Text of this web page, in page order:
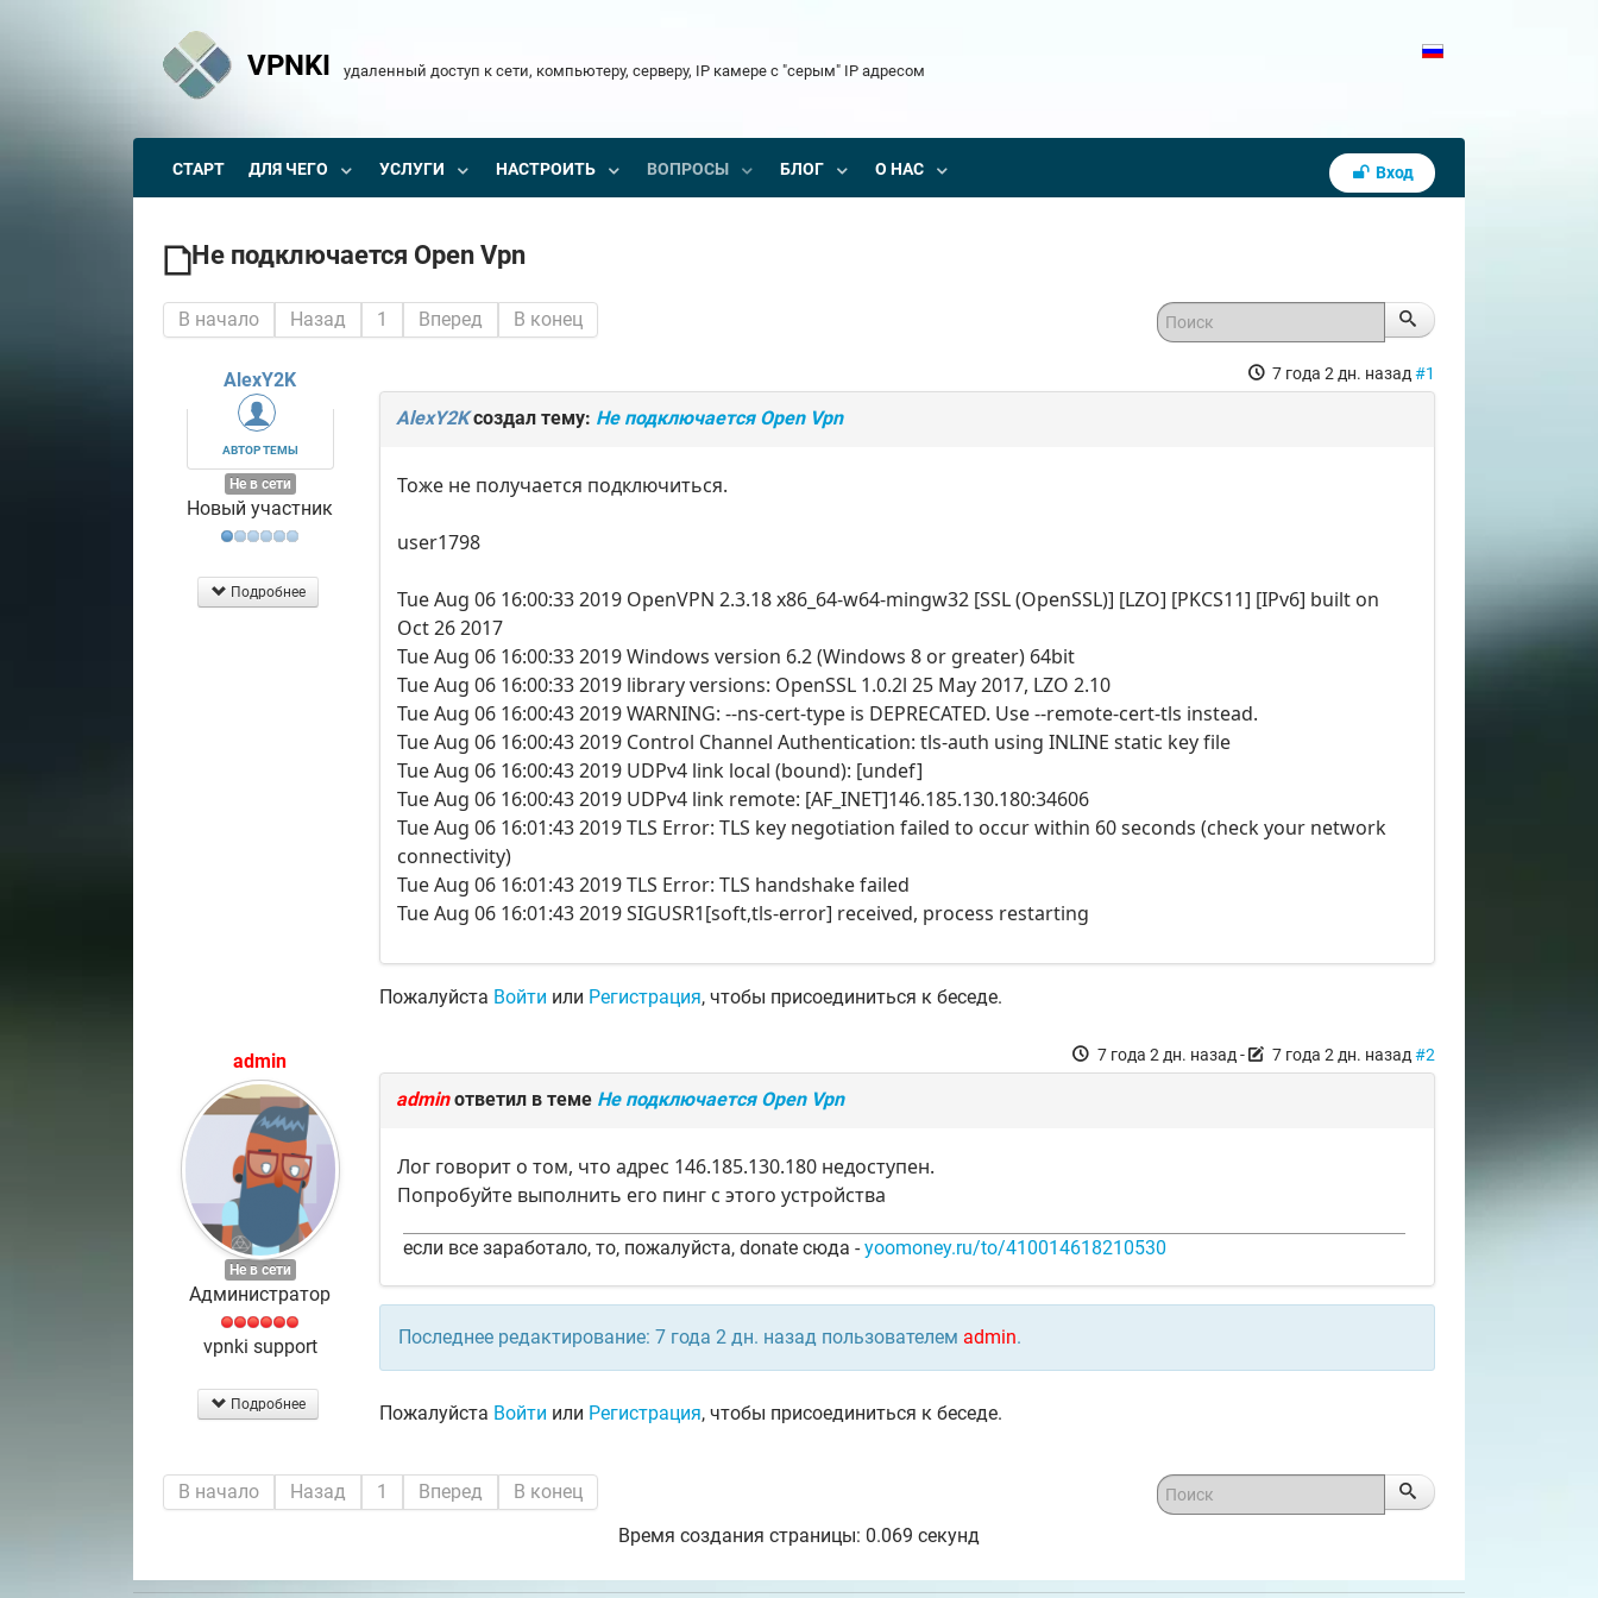
VPNKI удаленный доступ к сети, компьютеру, серверу, IP камере с "серым" IP адресом
СТАРТ ДЛЯ ЧЕГО УСЛУГИ НАСТРОИТЬ ВОПРОСЫ БЛОГ О НАС Вход
Не подключается Open Vpn
В начало Назад 1 Вперед В конец
AlexY2K
АВТОР ТЕМЫ
Не в сети
Новый участник
Подробнее
7 года 2 дн. назад #1
AlexY2Kсоздал тему: Не подключается Open Vpn
Тоже не получается подключиться.
user1798
Tue Aug 06 16:00:33 2019 OpenVPN 2.3.18 x86_64-w64-mingw32 [SSL (OpenSSL)] [LZO] [PKCS11] [IPv6] built on
Oct 26 2017
Tue Aug 06 16:00:33 2019 Windows version 6.2 (Windows 8 or greater) 64bit
Tue Aug 06 16:00:33 2019 library versions: OpenSSL 1.0.2l 25 May 2017, LZO 2.10
Tue Aug 06 16:00:43 2019 WARNING: --ns-cert-type is DEPRECATED. Use --remote-cert-tls instead.
Tue Aug 06 16:00:43 2019 Control Channel Authentication: tls-auth using INLINE static key file
Tue Aug 06 16:00:43 2019 UDPv4 link local (bound): [undef]
Tue Aug 06 16:00:43 2019 UDPv4 link remote: [AF_INET]146.185.130.180:34606
Tue Aug 06 16:01:43 2019 TLS Error: TLS key negotiation failed to occur within 60 seconds (check your network
connectivity)
Tue Aug 06 16:01:43 2019 TLS Error: TLS handshake failed
Tue Aug 06 16:01:43 2019 SIGUSR1[soft,tls-error] received, process restarting
Пожалуйста Войти или Регистрация, чтобы присоединиться к беседе.
admin
Не в сети
Администратор
vpnki support
Подробнее
7 года 2 дн. назад - 7 года 2 дн. назад #2
adminответил в теме Не подключается Open Vpn
Лог говорит о том, что адрес 146.185.130.180 недоступен.
Попробуйте выполнить его пинг c этого устройства
если все заработало, то, пожалуйста, donate сюда -yoomoney.ru/to/410014618210530
Последнее редактирование: 7 года 2 дн. назад пользователем admin.
Пожалуйста Войти или Регистрация, чтобы присоединиться к беседе.
В начало Назад 1 Вперед
В конец
Время создания страницы: 0.069 секунд